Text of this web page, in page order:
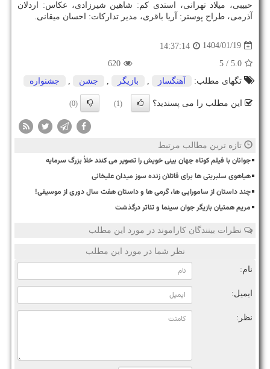
حبیبی، میلاد تهرانی، استدی کم: شاهین شیرزادی، عکاس: اردلان
آذرمی، طراح پوستر: آریا باقری، مدیر تدارکات: احسان میقانی.
1404/01/19
14:37:14
5.0
/ 5
620
تگهای مطلب:
آهنگساز , بازیگر , جشن , جشنواره
این مطلب را می پسندید؟ (1)
(0)
تازه ترین مطالب مرتبط
جوانان با فیلم کوتاه جهان بینی خویش را تصویر می کنند خلأ بزرگ سرمایه
هیاهوی سلبریتی ها برای قاتلان زنده سوز میدان علیخانی
چند داستان از سامورایی ها، گرمی ها و داستان هفت سال دوری از موسیقی!
مریم همتیان بازیگر جوان سینما و تئاتر درگذشت
نظرات بینندگان کاراموند در مورد این مطلب
نظر شما در مورد این مطلب
نام:
ایمیل:
نظر: